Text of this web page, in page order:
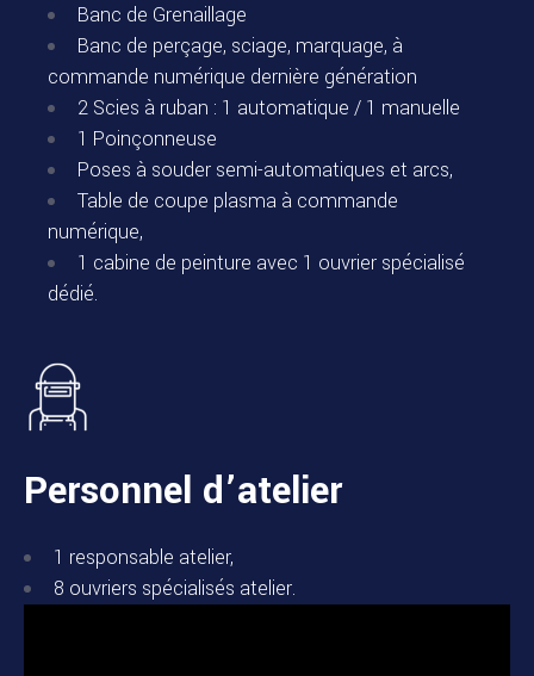
Banc de Grenaillage
Banc de perçage, sciage, marquage, à
commande numérique dernière génération
2 Scies à ruban : 1 automatique / 1 manuelle
1 Poinçonneuse
Poses à souder semi-automatiques et arcs,
Table de coupe plasma à commande
numérique,
1 cabine de peinture avec 1 ouvrier spécialisé
dédié.
Personnel d’atelier
1 responsable atelier,
8 ouvriers spécialisés atelier.